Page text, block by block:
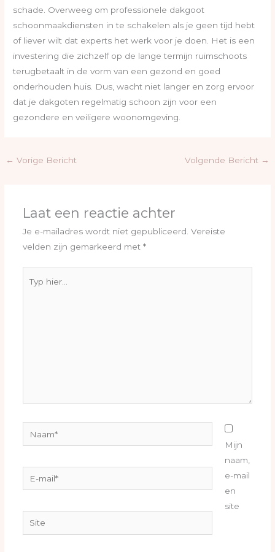
schade. Overweeg om professionele dakgoot
schoonmaakdiensten in te schakelen als je geen tijd hebt
of liever wilt dat experts het werk voor je doen. Het is een
investering die zichzelf op de lange termijn ruimschoots
terugbetaalt in de vorm van een gezond en goed
onderhouden huis. Dus, wacht niet langer en zorg ervoor
dat je dakgoten regelmatig schoon zijn voor een
gezondere en veiligere woonomgeving.
← Vorige Bericht Volgende Bericht →
Laat een reactie achter
Je e-mailadres wordt niet gepubliceerd. Vereiste
velden zijn gemarkeerd met *
hier...
mail*
Site
Mijn
naam,
e-mail
en
site